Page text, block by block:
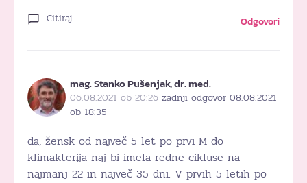
Citiraj Odgovori
mag. Stanko Pušenjak, dr. med.
06.08.2021 ob 20:26 zadnji odgovor 08.08.2021
ob 18:35
da, žensk od največ 5 let po prvi M do
klimakterija naj bi imela redne cikluse na
najmanj 22 in največ 35 dni. V prvih 5 letih po